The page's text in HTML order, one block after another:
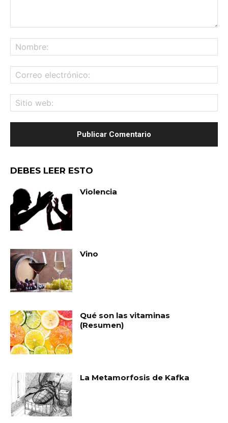
DEBES LEER ESTO
Violencia
Vino
Qué son las vitaminas
(Resumen)
La Metamorfosis de Kafka